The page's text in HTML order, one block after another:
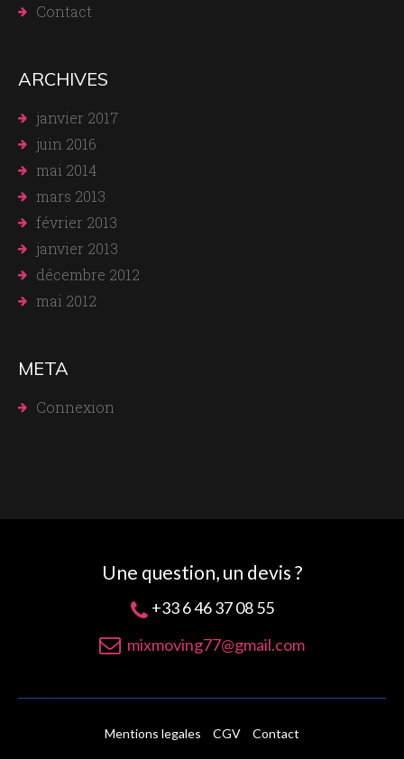
Contact
ARCHIVES
janvier 2017
juin 2016
mai 2014
mars 2013
février 2013
janvier 2013
décembre 2012
mai 2012
META
Connexion
Une question, un devis ?
+33 6 46 37 08 55
mixmoving77@gmail.com
Mentions legales CGV Contact